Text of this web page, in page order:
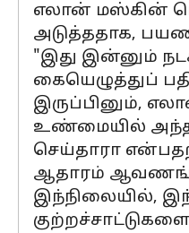
எலான் மஸ்கின்
அடுத்ததாக,
"இது இன்னும்
கையெழுத்துப்
இருப்பினும்,
உண்மையில்
செய்தாரா
ஆதாரம்
இந்நிலையில்,